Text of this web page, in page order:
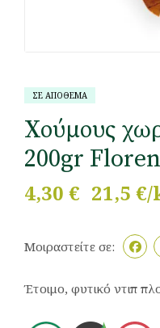
ΣΕ ΑΠΟΘΕΜΑ
Χούμους
200gr
4,30 € 21,5
Μοιραστείτε σε:
Έτοιμο, φυτικό ντιπ